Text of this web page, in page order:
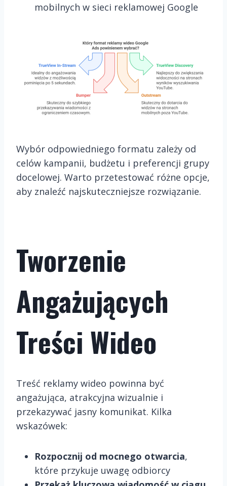
mobilnych w sieci reklamowej Google
Wybór odpowiedniego formatu zależy od
celów kampanii, budżetu i preferencji grupy
docelowej. Warto przetestować różne opcje,
aby znaleźć najskuteczniejsze rozwiązanie.
Tworzenie
Angażujących
Treści Wideo
Treść reklamy wideo powinna być
angażująca, atrakcyjna wizualnie i
przekazywać jasny komunikat. Kilka
wskazówek:
Rozpocznij od mocnego otwarcia,
które przykuje uwagę odbiorcy